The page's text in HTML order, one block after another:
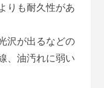
りも耐久性があ
沢が出るなどの
、油汚れに弱い